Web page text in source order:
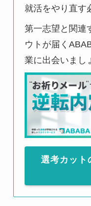
就活をやり直す
第一志望と関連
ウトが届く
業に出会いまし
選考カット